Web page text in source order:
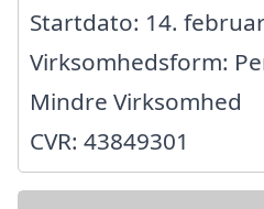
Startdato: 14.
Virksomhedsform:
Mindre Virksomhed
CVR: 43849301